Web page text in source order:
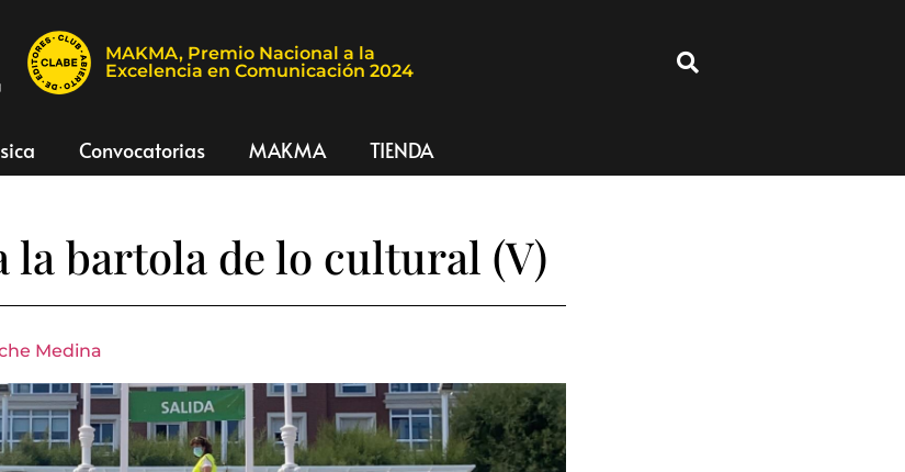
MAKMA, Premio Nacional a la
Excelencia en Comunicación 2024
Convocatorias MAKMA TIENDA
la bartola de lo cultural (V)
Medina